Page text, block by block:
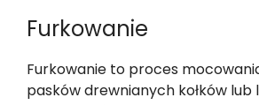
Furkowanie
Furkowanie to proces
pasków drewnianych kołków lub